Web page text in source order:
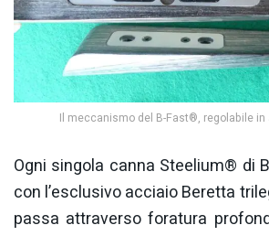
Il meccanismo del B-Fast®, regolabile in
Ogni singola canna Steelium® di
con l’esclusivo acciaio Beretta
passa attraverso foratura